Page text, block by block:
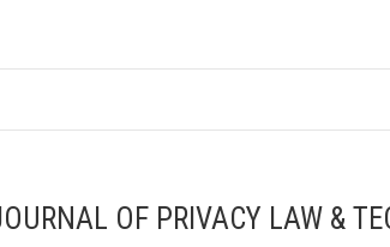
OF PRIVACY LAW &